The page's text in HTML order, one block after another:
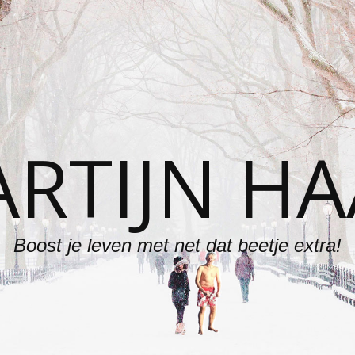
Boost je leven met net dat beetje extra!